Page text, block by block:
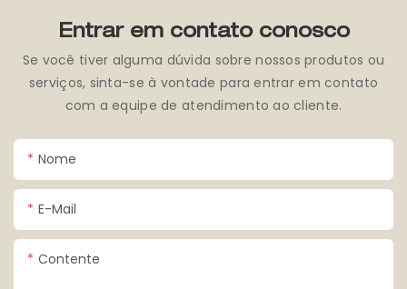
Entrar em contato conosco
Se você tiver alguma dúvida sobre nossos produtos ou
serviços, sinta-se à vontade para entrar em contato
com a equipe de atendimento ao cliente.
Nome
E-Mail
Contente